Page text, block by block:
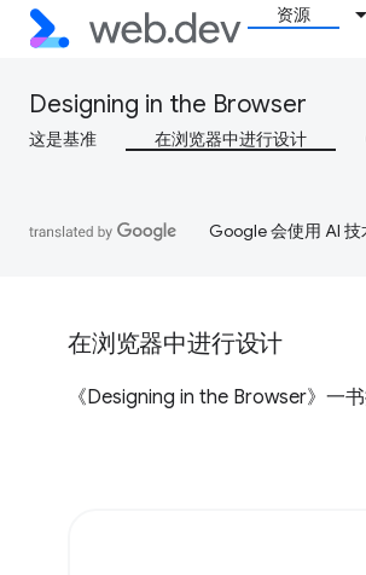
资源
Designing in the Browser
这是基准 在浏览器中进行设计
Google 会使用 AI 技
在浏览器中进行设计
《Designing in the Browser》一